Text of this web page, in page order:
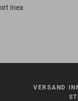
Inea
VERSAND